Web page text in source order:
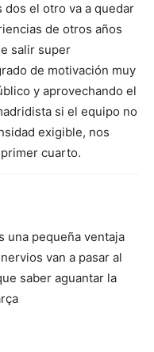
dos el otro va a quedar
de otros años
salir super
de motivación muy
y aprovechando el
si el equipo no
exigible, nos
cuarto.
una pequeña ventaja
van a pasar al
saber aguantar la